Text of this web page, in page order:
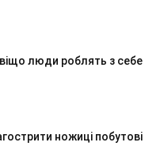
люди роблять з себе
ножиці побутові